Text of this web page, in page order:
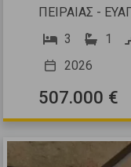
ΠΕΙΡΑΙΑΣ -
3
1
2026
507.000 €